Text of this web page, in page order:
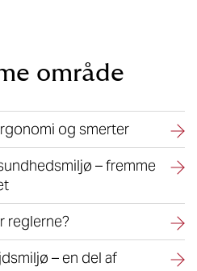
område
og smerter
– fremme
reglerne?
– en del af